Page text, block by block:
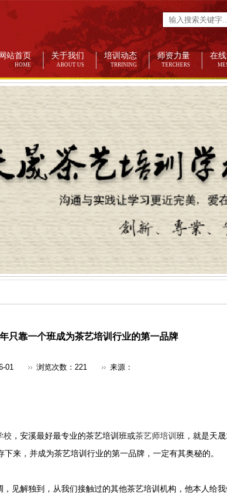
网站首页
HOME
关于我们
ABOUT US
培训动态
TRRINING
师资力量
TERCHERS
在
只靠一个班成为茶艺培训行业的第一品牌
01 浏览次数： 221 来源：
校 ，安溪最好最专业的茶艺培训班或茶艺师培训 班，就是天
来，并成为茶艺培训行业的第一品牌，一定有其奥秘的。
见解独到，从我们接触过的其他茶艺培训机构，他本人给